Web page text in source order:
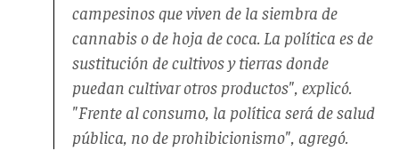
campesinos que viven de la siembra de
cannabis o de hoja de coca. La política es de
sustitución de cultivos y tierras donde
puedan cultivar otros productos", explicó.
"Frente al consumo, la política será de salud
pública, no de prohibicionismo", agregó.